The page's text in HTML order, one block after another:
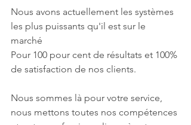
Nous avons actuellement les systèmes
les plus puissants qu'il est sur le
marché
Pour 100 pour cent de résultats et 100%
de satisfaction de nos clients.
Nous sommes là pour votre service,
nous mettons toutes nos compétences